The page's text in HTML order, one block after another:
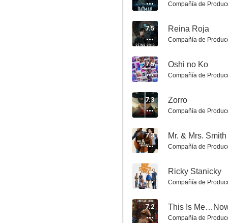
Dímelo bajito
10
10
Compañía de
7.5 Reina Roja
Compañía de
7.5 Oshi no Ko
Compañía de
7.3 Zorro
Compañía de
7.3 Mr. & Mrs. Smith
Compañía de
7.2 Ricky Stanicky
Compañía de
7.2
Compañía de